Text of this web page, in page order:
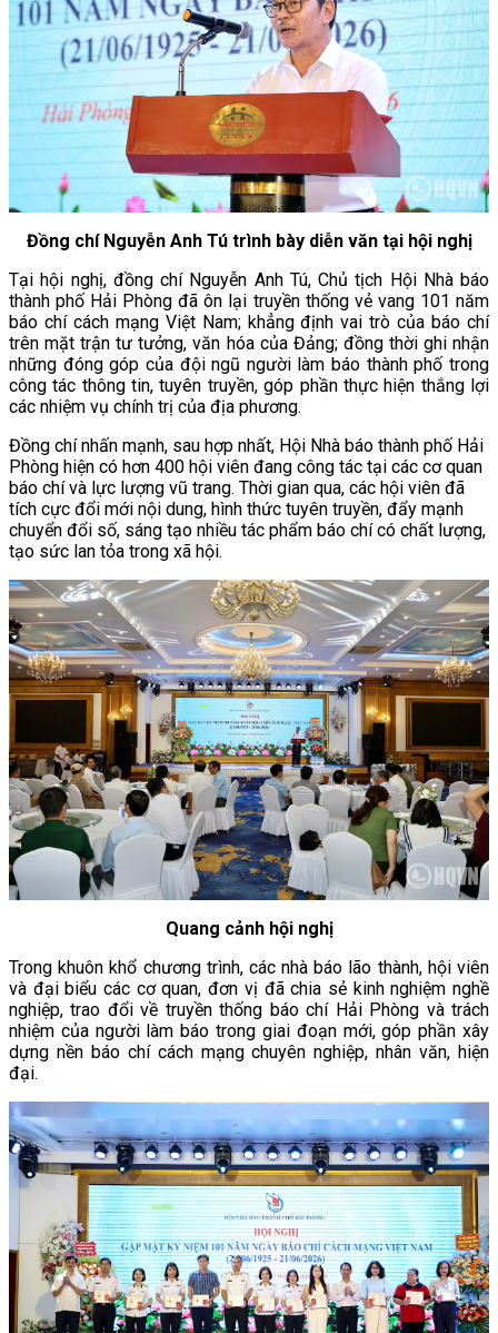
Đồng chí Nguyễn Anh Tú trình bày diễn văn tại hội nghị
Tại hội nghị, đồng chí Nguyễn Anh Tú, Chủ tịch Hội Nhà báo
thành phố Hải Phòng đã ôn lại truyền thống vẻ vang 101 năm
báo chí cách mạng Việt Nam; khẳng định vai trò của báo chí
trên mặt trận tư tưởng, văn hóa của Đảng; đồng thời ghi nhận
những đóng góp của đội ngũ người làm báo thành phố trong
công tác thông tin, tuyên truyền, góp phần thực hiện thắng lợi
các nhiệm vụ chính trị của địa phương.
Đồng chí nhấn mạnh, sau hợp nhất, Hội Nhà báo thành phố Hải
Phòng hiện có hơn 400 hội viên đang công tác tại các cơ quan
báo chí và lực lượng vũ trang. Thời gian qua, các hội viên đã
tích cực đổi mới nội dung, hình thức tuyên truyền, đẩy mạnh
chuyển đổi số, sáng tạo nhiều tác phẩm báo chí có chất lượng,
tạo sức lan tỏa trong xã hội.
Quang cảnh hội nghị
Trong khuôn khổ chương trình, các nhà báo lão thành, hội viên
và đại biểu các cơ quan, đơn vị đã chia sẻ kinh nghiệm nghề
nghiệp, trao đổi về truyền thống báo chí Hải Phòng và trách
nhiệm của người làm báo trong giai đoạn mới, góp phần xây
dựng nền báo chí cách mạng chuyên nghiệp, nhân văn, hiện
đại.